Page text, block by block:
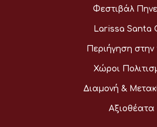
Φεστιβάλ
Larissa Santa
Περιήγηση στην
Χώροι
Διαμονή &
Αξιοθέατα